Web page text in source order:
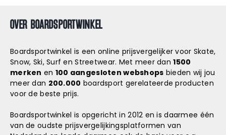
OVER BOARDSPORTWINKEL
Boardsportwinkel is een online prijsvergelijker voor Skate,
Snow, Ski, Surf en Streetwear. Met meer dan1500
merken en 100 aangesloten webshops bieden wij jou
meer dan 200.000 boardsport gerelateerde producten
voor de beste prijs.
Boardsportwinkel is opgericht in 2012 en is daarmee één
van de oudste prijsvergelijkingsplatformen van